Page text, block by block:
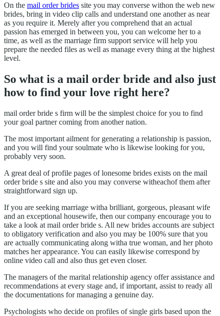
On the mail order brides site you may converse withon the web new
brides, bring in video clip calls and understand one another as near
as you require it. Merely after you comprehend that an actual
passion has emerged in between you, you can welcome her to a
time, as well as the marriage firm support service will help you
prepare the needed files as well as manage every thing at the highest
level.
So what is a mail order bride and also just
how to find your love right here?
mail order bride s firm will be the simplest choice for you to find
your goal partner coming from another nation.
The most important ailment for generating a relationship is passion,
and you will find your soulmate who is likewise looking for you,
probably very soon.
A great deal of profile pages of lonesome brides exists on the mail
order bride s site and also you may converse witheachof them after
straightforward sign up.
If you are seeking marriage witha brilliant, gorgeous, pleasant wife
and an exceptional housewife, then our company encourage you to
take a look at mail order bride s. All new brides accounts are subject
to obligatory verification and also you may be 100% sure that you
are actually communicating along witha true woman, and her photo
matches her appearance. You can easily likewise correspond by
online video call and also thus get even closer.
The managers of the marital relationship agency offer assistance and
recommendations at every stage and, if important, assist to ready all
the documentations for managing a genuine day.
Psychologists who decide on profiles of single girls based upon the